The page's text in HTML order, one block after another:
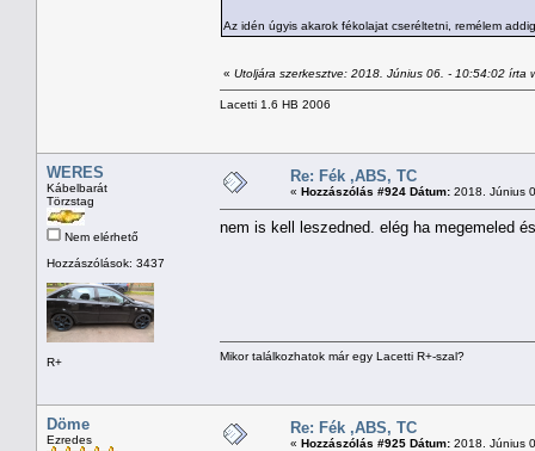
Az idén úgyis akarok fékolajat cseréltetni, remélem
« Utoljára szerkesztve: 2018. Június 06. - 10:54:02 írta
Lacetti 1.6 HB 2006
WERES
Kábelbarát
Törzstag
Nem elérhető
Hozzászólások: 3437
R+
Re: Fék ,ABS, TC
« Hozzászólás #924 Dátum: 2018. Június
nem is kell leszedned. elég ha megemeled
Mikor találkozhatok már egy Lacetti R+-szal?
Döme
Ezredes
Re: Fék ,ABS, TC
« Hozzászólás #925 Dátum: 2018. Június